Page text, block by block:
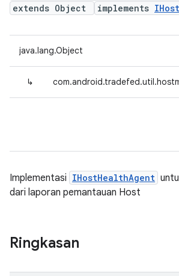
extends Object
implements
java.lang.Object
↳
Implementasi IHostHealthAgent
dari laporan pemantauan Host
Ringkasan